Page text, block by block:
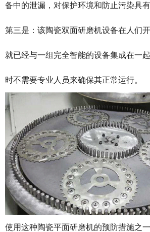
备中的泄漏，对保护环境和防止污染具
第三是：该陶瓷双面研磨机设备在人们
就已经与一组完全智能的设备集成在一
时不需要专业人员来确保其正常运行。
使用这种陶瓷平面研磨机的预防措施之